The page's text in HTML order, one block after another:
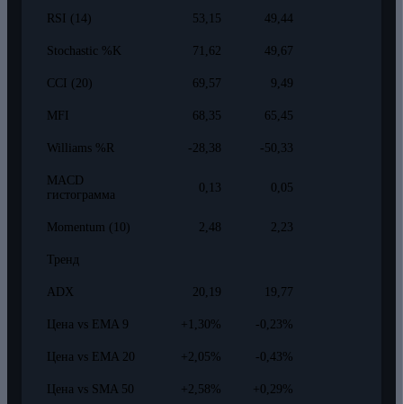
RSI (14) 53,15 49,44
Stochastic %K 71,62 49,67
CCI (20) 69,57 9,49
MFI 68,35 65,45
Williams %R -28,38 -50,33
MACD
гистограмма
0,13 0,05
Momentum (10) 2,48 2,23
Тренд
ADX 20,19 19,77
Цена vs EMA 9 +1,30% -0,23%
Цена vs EMA 20 +2,05% -0,43%
Цена vs SMA 50 +2,58% +0,29%